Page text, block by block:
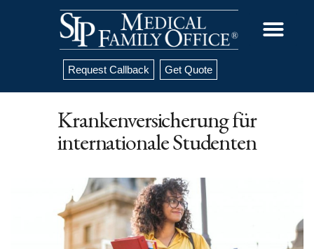
Request Callback Get Quote
Krankenversicherung für
internationale Studenten